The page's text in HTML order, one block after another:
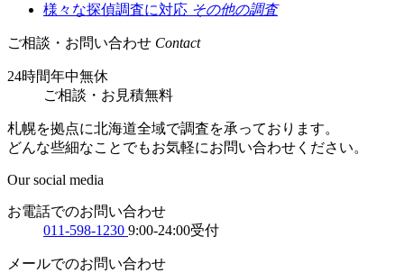
様々な探偵調査に対応 その他の調査
ご相談・お問い合わせ Contact
24時間年中無休
ご相談 ・ お見積無料
札幌を拠点に北海道全域で調査を承っております。
どんな些細なことでもお気軽にお問い合わせください。
Our social media
お電話でのお問い合わせ
011-598-1230 9:00-24:00受付
メールでのお問い合わせ